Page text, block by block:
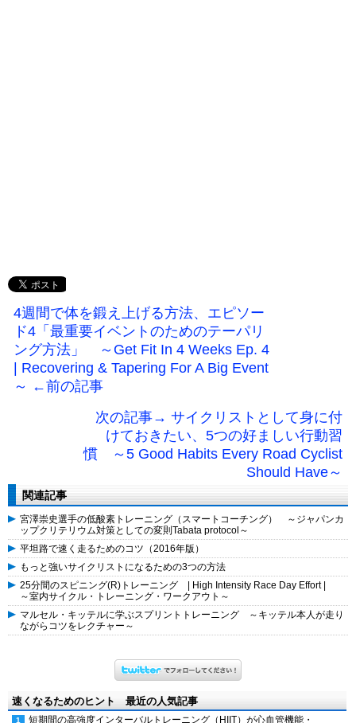
4週間で体を鍛え上げる方法、エピソー
ド4「最重要イベントのためのテーパリ
ング方法」 ～Get Fit In 4 Weeks Ep. 4
| Recovering & Tapering For A Big Event
～ ←前の記事
次の記事→ サイクリストとして身に付
けておきたい、5つの好ましい行動習
慣 ～5 Good Habits Every Road Cyclist
Should Have～
関連記事
宮澤崇史選手の低酸素トレーニング（スマートコーチング） ～ジャパンカ
ップクリテリウム対策としての変則Tabat­a protocol～
平坦路で速く走るためのコツ（2016年版）
もっと強いサイクリストになるための3つの方法
25分間のスピニング(R)トレーニング | High Intensity Race Day Effort |
～室内サイクル・トレーニング・ワークアウト～
マルセル・キッテルに学ぶスプリントトレーニング ～キッテル本人が走り
ながらコツをレクチャー～
速くなるためのヒント 最近の人気記事
短期間の高強度インターバルトレーニング（HIIT）が心血管機能・